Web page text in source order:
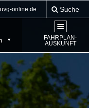
online.de Suche
FAHRPLAN-
AUSKUNFT